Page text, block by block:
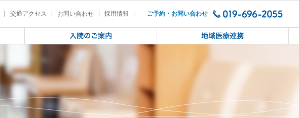
交通アクセス お問い合わせ 採用情報 ご予約・お問い合わせ